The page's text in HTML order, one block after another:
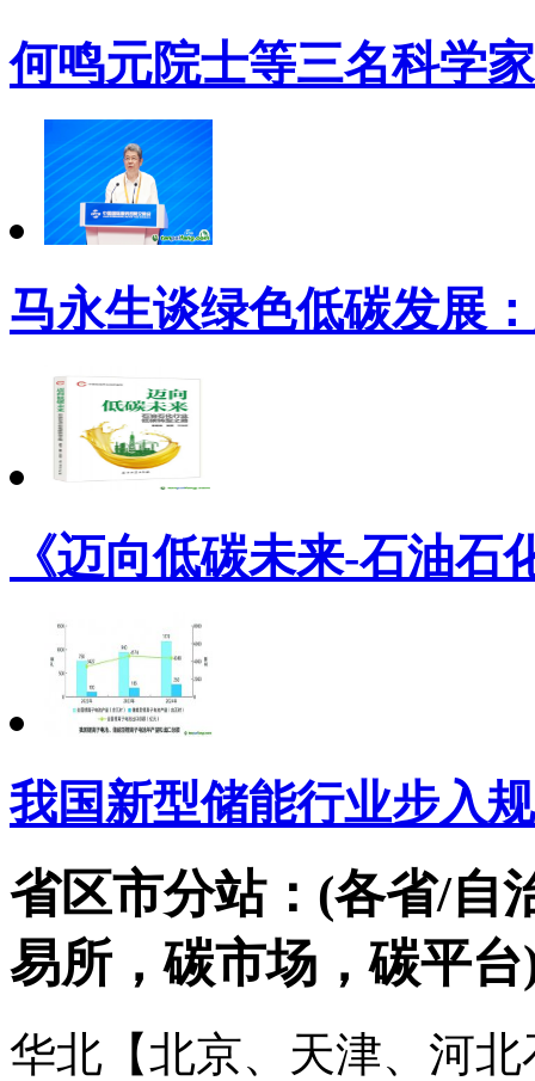
何鸣元院士等三名科学
马永生谈绿色低碳发展
《迈向低碳未来-石油石
我国新型储能行业步入
省区市分站：(各省/自
易所，碳市场，碳平台
华北【北京、天津、河